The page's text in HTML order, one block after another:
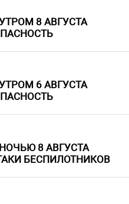
8 АВГУСТА
6 АВГУСТА
8 АВГУСТА
БЕСПИЛОТНИКОВ